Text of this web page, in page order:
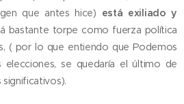
que antes hice) está exiliado y
bastante torpe como fuerza política
( por lo que entiendo que Podemos
elecciones, se quedaría el último de